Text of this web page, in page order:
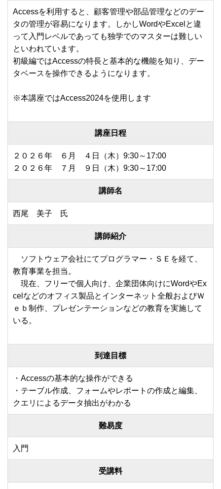
Accessを利用すると、顧客管理や部品管理などのデー
タの管理が容易になります。しかしWordやExcelと違
って入門レベルであっても独学でのマスターは難しい
といわれています。
初級編ではAccessの特長と基本的な機能を知り、デー
タベースを操作できるようになります。
※本講座ではAccess2024を使用します
講座日程
２０２６年 ６月 ４日（木）9:30～17:00
２０２６年 ７月 ９日（木）9:30～17:00
講師名
西尾 美子 氏
講師紹介
ソフトウェア会社にてプログラマー・ＳＥを経て、
教育事業を担当。
現在、フリーで個人向け、企業団体向けにWordやEx
celなどのオフィス製品とインターネット全般およびＷ
ｅｂ制作、プレゼンテーションなどの教育を実施して
いる。
到達目標
・Accessの基本的な操作ができる
・テーブル作成、フォームやレポートの作成と編集、
クエリによるデータ抽出がわかる
難易度
入門
受講料